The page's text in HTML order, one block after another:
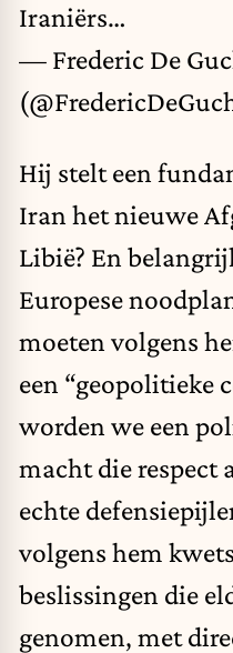
Iraniërs…
— Frederic De
Hij stelt een
Iran het nieuwe
Libië? En
Europese
moeten volgens
een “geopolitieke
worden we een
macht die respect
echte
volgens hem
beslissingen die
genomen, met